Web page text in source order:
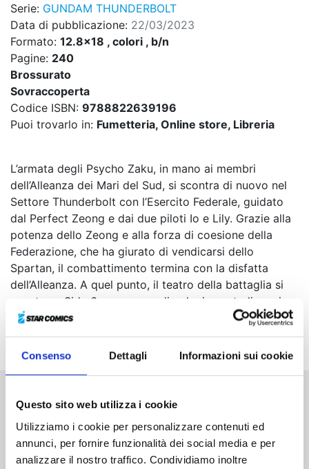
Consenso Dettagli Informazioni sui cookie
Questo sito web utilizza i cookie
Utilizziamo i cookie per personalizzare contenuti ed
annunci, per fornire funzionalità dei social media e per
analizzare il nostro traffico. Condividiamo inoltre
Serie: GUNDAM THUNDERBOLT
Data di pubblicazione: 22/03/2023
Formato: 12.8x18 , colori , b/n
Pagine: 240
Brossurato
Sovraccoperta
Codice ISBN: 9788822639196
Puoi trovarlo in: Fumetteria, Online store, Libreria
L’armata degli Psycho Zaku, in mano ai membri
dell’Alleanza dei Mari del Sud, si scontra di nuovo nel
Settore Thunderbolt con l’Esercito Federale, guidato
dal Perfect Zeong e dai due piloti Io e Lily. Grazie alla
potenza dello Zeong e alla forza di coesione della
Federazione, che ha giurato di vendicarsi dello
Spartan, il combattimento termina con la disfatta
dell’Alleanza. A quel punto, il teatro della battaglia si
sposta su Side 6, un gruppo di colonie neutrali a cui
Kaufman, Billy e gli altri chiedono che venga concesso
asilo ai numerosi profughi...
Altri volumi della serie